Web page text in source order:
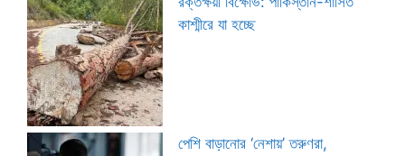
কাশ্মীরে যা হচ্ছে
পেশি বাড়ানোর ‘নেশায়’ তরুণরা,